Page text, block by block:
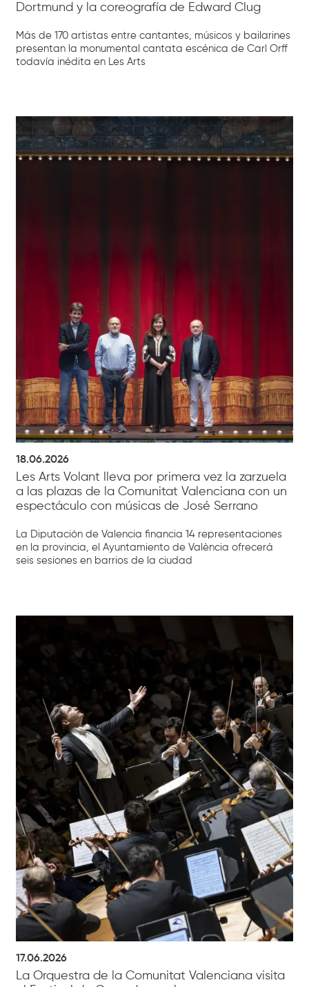
Dortmund y la coreografía de Edward Clug
Más de 170 artistas entre cantantes, músicos y bailarines
presentan la monumental cantata escénica de Carl Orff
todavía inédita en Les Arts
18.06.2026
Les Arts Volant lleva por primera vez la zarzuela
a las plazas de la Comunitat Valenciana con un
espectáculo con músicas de José Serrano
La Diputación de Valencia financia 14 representaciones
en la provincia, el Ayuntamiento de València ofrecerá
seis sesiones en barrios de la ciudad
17.06.2026
La Orquestra de la Comunitat Valenciana visita